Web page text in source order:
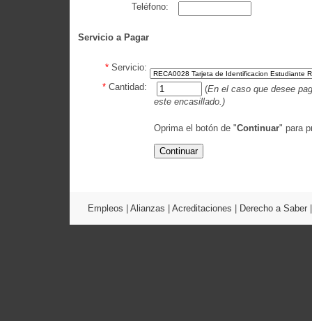
Teléfono:
Servicio a Pagar
* Servicio:
* Cantidad: (En el caso que desee
este encasillado.)
Oprima el botón de "Continuar" para
Empleos Alianzas Acreditaciones Derecho a Saber